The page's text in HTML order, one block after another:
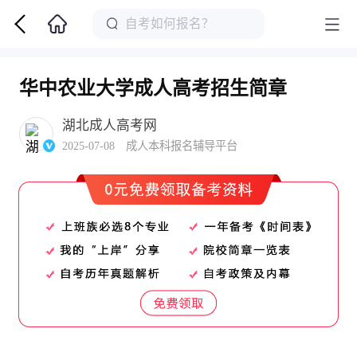
华中农业大学成人高考招生简章
湖北成人高考网
2025-07-08 成人本科报名辅导平台